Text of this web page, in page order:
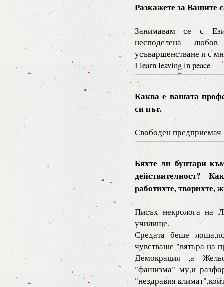
Разкажете за Вашите
Занимавам се с
несподелена
усъваршенстване и с
I learn leaving in peace
Каква е вашата
си път.
Свободен предприемач
Бяхте ли бунтари
действителност?
работихте, творихте,
Писъх некролога на
училище.
Средата беше
чувстваше "вятъра на
Демокрация ,а
"фашизма" му,и
"нездравия